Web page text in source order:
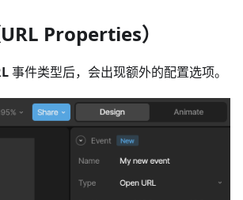
Properties）
事件类型后，会出现额外的配置选项。